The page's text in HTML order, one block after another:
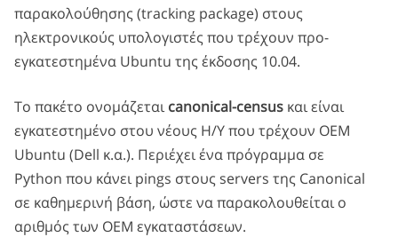
παρακολούθησης (tracking package) στους
ηλεκτρονικούς υπολογιστές που τρέχουν προ-
εγκατεστημένα Ubuntu της έκδοσης 10.04.
Το πακέτο ονομάζεταιcanonical-census και είναι
εγκατεστημένο στου νέους Η/Υ που τρέχουν ΟΕΜ
Ubuntu (Dell κ.α.). Περιέχει ένα πρόγραμμα σε
Python που κάνει pings στους servers της Canonical
σε καθημερινή βάση, ώστε να παρακολουθείται ο
αριθμός των OEM εγκαταστάσεων.